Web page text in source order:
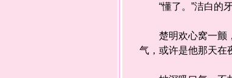
“懂了。”洁白的牙
楚明欢心窝一颤，
气，或许是他那天在